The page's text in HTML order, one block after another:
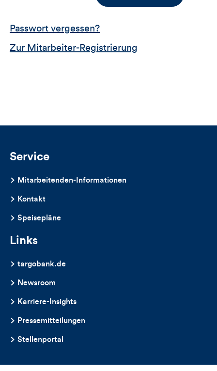
Passwort vergessen?
Zur Mitarbeiter-Registrierung
Service
Mitarbeitenden-Informationen
Kontakt
Speisepläne
Links
targobank.de
Newsroom
Karriere-Insights
Pressemitteilungen
Stellenportal